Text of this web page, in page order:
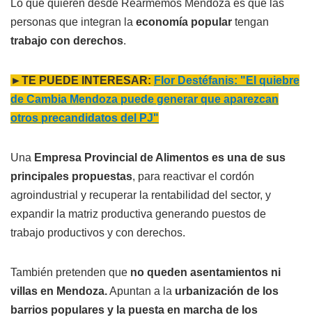
Lo que quieren desde Rearmemos Mendoza es que las
personas que integran la economía popular tengan
trabajo con derechos.
►TE PUEDE INTERESAR: Flor Destéfanis: "El quiebre
de Cambia Mendoza puede generar que aparezcan
otros precandidatos del PJ"
Una Empresa Provincial de Alimentos es una de sus
principales propuestas, para reactivar el cordón
agroindustrial y recuperar la rentabilidad del sector, y
expandir la matriz productiva generando puestos de
trabajo productivos y con derechos.
También pretenden que no queden asentamientos ni
villas en Mendoza.Apuntan a la urbanización de los
barrios populares y la puesta en marcha de los